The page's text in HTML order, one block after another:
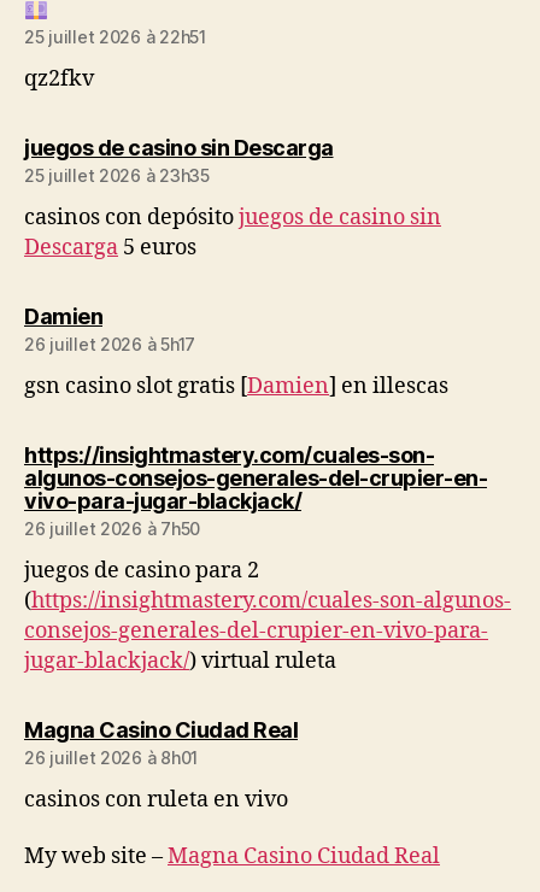
25 juillet 2026 à 22h51
qz2fkv
juegos de casino sin Descargadit :
25 juillet 2026 à 23h35
casinos con depósitojuegos de casino sin
Descarga 5 euros
Damiendit :
26 juillet 2026 à 5h17
gsn casino slot gratis [Damien] en illescas
https://insightmastery.com/cuales-son-
algunos-consejos-generales-del-crupier-en-
vivo-para-jugar-blackjack/dit :
26 juillet 2026 à 7h50
juegos de casino para 2
(https://insightmastery.com/cuales-son-algunos-
consejos-generales-del-crupier-en-vivo-para-
jugar-blackjack/) virtual ruleta
Magna Casino Ciudad Realdit :
26 juillet 2026 à 8h01
casinos con ruleta en vivo
My web site –Magna Casino Ciudad Real